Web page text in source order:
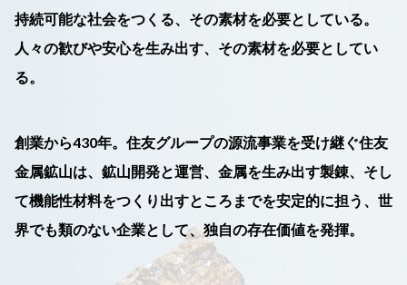
持続可能な社会をつくる、その素材を必要としている。
人々の歓びや安心を生み出す、その素材を必要としてい
る。
創業から430年。住友グループの源流事業を受け継ぐ住友
金属鉱山は、鉱山開発と運営、金属を生み出す製錬、そし
て機能性材料をつくり出すところまでを安定的に担う、世
界でも類のない企業として、独自の存在価値を発揮。